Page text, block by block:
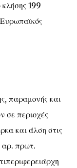
199
παραμονής και
σε περιοχές
και άλση στις
αρ. πρωτ.